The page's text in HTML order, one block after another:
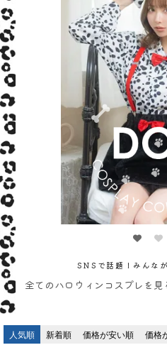
SNSで話題！みんな
全てのハロウィンコスプレを見
人気順 新着順 価格が安い順 価格